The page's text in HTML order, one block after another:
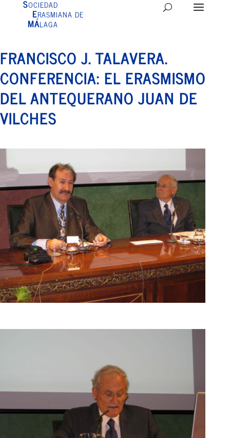
SOCIEDAD
ERASMIANA DE
MÁLAGA
FRANCISCO J. TALAVERA.
CONFERENCIA: EL ERASMISMO
DEL ANTEQUERANO JUAN DE
VILCHES